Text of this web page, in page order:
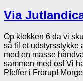
Via
Op klokken 6 da vi
så til et udstyrsstykke
med en masse
sammen med os! Vi
Pfeffer i Frörup!